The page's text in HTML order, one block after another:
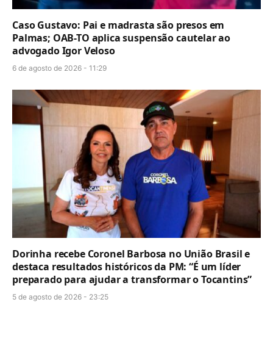
Caso Gustavo: Pai e madrasta são presos em
Palmas; OAB-TO aplica suspensão cautelar ao
advogado Igor Veloso
6 de agosto de 2026 - 11:29
Dorinha recebe Coronel Barbosa no União Brasil e
destaca resultados históricos da PM: “É um líder
preparado para ajudar a transformar o Tocantins”
5 de agosto de 2026 - 23:25